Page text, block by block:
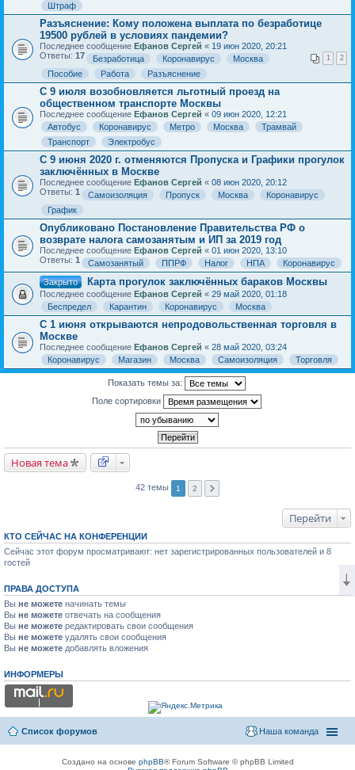
Штраф
Разъяснение: Кому положена выплата по безработице
19500 рублей в условиях пандемии?
Последнее сообщение Ефанов Сергей « 19 июн 2020, 20:21
Ответы: 17 1 2
Безработица Коронавирус
Москва
Пособие
Работа Разъяснение
С 9 июля возобновляется льготный проезд на
общественном транспорте Москвы
Последнее сообщение Ефанов Сергей « 09 июн 2020, 12:21
Автобус
Коронавирус Метро Москва
Трамвай
Транспорт
Электробус
С 9 июня 2020 г. отменяются Пропуска и Графики прогулок
заключённых в Москве
Последнее сообщение Ефанов Сергей « 08 июн 2020, 20:12
Ответы: 1 Самоизоляция Пропуск Москва
Коронавирус
График
Опубликовано Постановление Правительства РФ о
возврате налога самозанятым и ИП за 2019 год
Последнее сообщение Ефанов Сергей « 01 июн 2020, 13:10
Ответы: 1 Самозанятый ППРФ Налог НПА
Коронавирус
Закрыто
Карта прогулок заключённых бараков Москвы
Последнее сообщение Ефанов Сергей « 29 май 2020, 01:18
Беспредел
Карантин Коронавирус Москва
С 1 июня открываются непродовольственная торговля в
Москве
Последнее сообщение Ефанов Сергей « 28 май 2020, 03:24
Коронавирус
Магазин Москва Самоизоляция Торговля
Показать темы за:
Поле сортировки
Новая тема
42 темы 1 2
Перейти
КТО СЕЙЧАС НА КОНФЕРЕНЦИИ
Сейчас этот форум просматривают: нет зарегистрированных пользователей и 8
гостей
ПРАВА ДОСТУПА
Вы не можете начинать темы
Вы не можете отвечать на сообщения
Вы не можете редактировать свои сообщения
Вы не можете удалять свои сообщения
Вы не можете добавлять вложения
ИНФОРМЕРЫ
Список форумов Наша команда
Создано на основе phpBB® Forum Software © phpBB Limited